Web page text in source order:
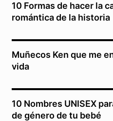
10 Formas de hacer la
romántica de la historia
Muñecos Ken que me
vida
10 Nombres UNISEX
de género de tu bebé